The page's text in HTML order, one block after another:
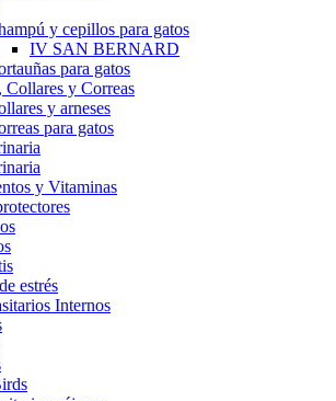
y cepillos para gatos
IV SAN BERNARD
para gatos
Collares y Correas
y arneses
para gatos
y Vitaminas
estrés
Internos